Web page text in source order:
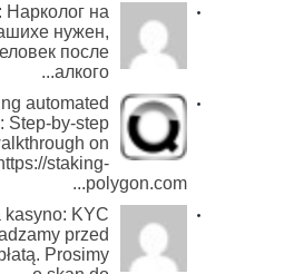
Нарколог на
нужен,
после
алкого...
automated
Step-by-step
on
staking-
polygon.com...
kasyno: KYC
przed
Prosimy